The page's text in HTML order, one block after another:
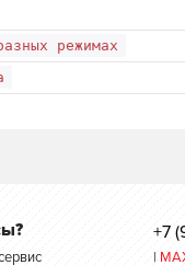
режимах
+7
|